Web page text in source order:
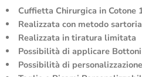
Cuffietta Chirurgica in Cotone
Realizzata con metodo
Realizzata in tiratura limitata
Possibilità di applicare
Possibilità di